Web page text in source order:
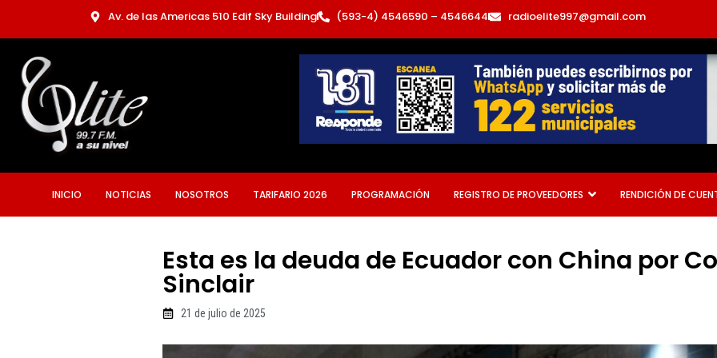
Av. de las Americas 510 Edif Sky Building (593-4) 4546590 – 4546644 radioelite997@gmail.com
INICIO NOTICIAS NOSOTROS TARIFARIO 2026 PROGRAMACIÓN REGISTRO DE PROVEEDORES RENDICIÓN DE
Esta es la deuda de Ecuador con China por
Sinclair
21 de julio de 2025